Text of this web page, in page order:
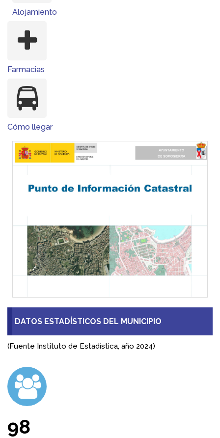
(Fuente Instituto de Estadística, año 2024)
98
Población empadronada
16
Plazas hoteleras
1.433
Altitud en metros